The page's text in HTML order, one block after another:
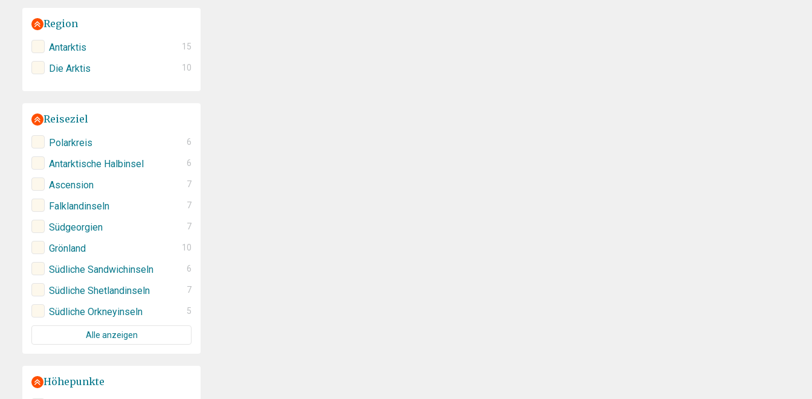
Region
Antarktis 15
Die Arktis 10
Reiseziel
Polarkreis 6
Antarktische Halbinsel 6
Ascension 7
Falklandinseln 7
Südgeorgien 7
Grönland 10
Südliche Sandwichinseln 6
Südliche Shetlandinseln 7
Südliche Orkneyinseln 5
Alle anzeigen
Höhepunkte